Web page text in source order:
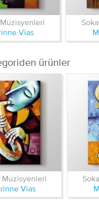
Vias
ürünler
Müzisyenleri
Vias